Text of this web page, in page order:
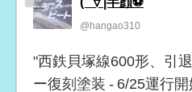
@hangao310
"西鉄貝塚線600形、引
ー復刻塗装 - 6/25運行開